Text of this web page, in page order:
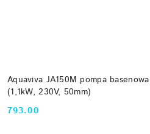
Aquaviva JA150M pompa
(1,1kW, 230V, 50mm)
Cena:
793.00